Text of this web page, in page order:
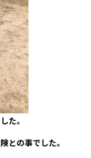
た。
との事でした。